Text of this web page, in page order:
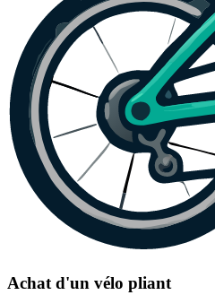
Achat d'un vélo pliant